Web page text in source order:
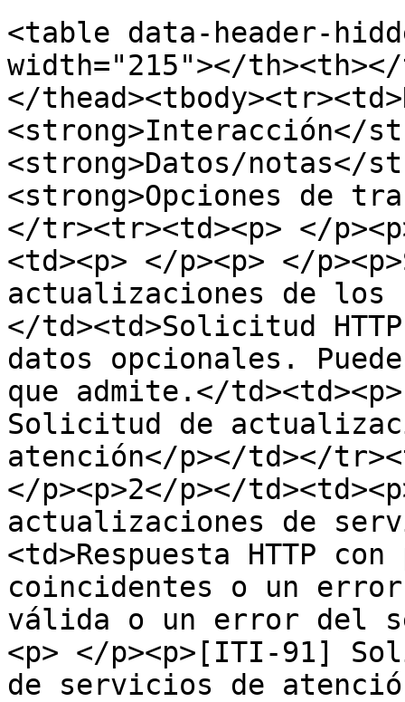
<table data-header-
width="215"></
</
<strong>Interacción</
<strong>Datos/notas</
<strong>Opciones de
</tr><tr><td><p> </
<td><p> </p><p> </
actualizaciones de los
</td><td>Solicitud
datos opcionales.
que admite.</
Solicitud de
atención</p></td></
</p><p>2</p></
actualizaciones de
<td>Respuesta HTTP
coincidentes o un
válida o un error del
<p> </p><p>[ITI-91]
de servicios de